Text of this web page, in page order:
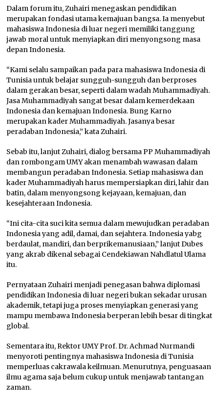
Dalam forum itu, Zuhairi menegaskan pendidikan
merupakan fondasi utama kemajuan bangsa. Ia menyebut
mahasiswa Indonesia di luar negeri memiliki tanggung
jawab moral untuk menyiapkan diri menyongsong masa
depan Indonesia.
“Kami selalu sampaikan pada para mahasiswa Indonesia di
Tunisia untuk belajar sungguh-sungguh dan berproses
dalam gerakan besar, seperti dalam wadah Muhammadiyah.
Jasa Muhammadiyah sangat besar dalam kemerdekaan
Indonesia dan kemajuan Indonesia. Bung Karno
merupakan kader Muhammadiyah. Jasanya besar
peradaban Indonesia,” kata Zuhairi.
Sebab itu, lanjut Zuhairi, dialog bersama PP Muhammadiyah
dan rombongam UMY akan menambah wawasan dalam
membangun peradaban Indonesia. Setiap mahasiswa dan
kader Muhammadiyah harus mempersiapkan diri, lahir dan
batin, dalam menyongsong kejayaan, kemajuan, dan
kesejahteraan Indonesia.
“Ini cita-cita suci kita semua dalam mewujudkan peradaban
Indonesia yang adil, damai, dan sejahtera. Indonesia yabg
berdaulat, mandiri, dan berprikemanusiaan,” lanjut Dubes
yang akrab dikenal sebagai Cendekiawan Nahdlatul Ulama
itu.
Pernyataan Zuhairi menjadi penegasan bahwa diplomasi
pendidikan Indonesia di luar negeri bukan sekadar urusan
akademik, tetapi juga proses menyiapkan generasi yang
mampu membawa Indonesia berperan lebih besar di tingkat
global.
Sementara itu, Rektor UMY Prof. Dr. Achmad Nurmandi
menyoroti pentingnya mahasiswa Indonesia di Tunisia
memperluas cakrawala keilmuan. Menurutnya, penguasaan
ilmu agama saja belum cukup untuk menjawab tantangan
zaman.